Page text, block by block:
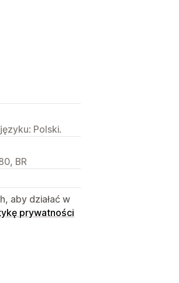
Polski.
BR
aby działać w
prywatności